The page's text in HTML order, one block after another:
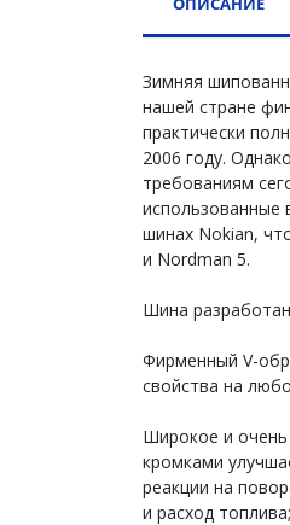
Зимняя
нашей стране
практически
2006 году.
требованиям
использованные
шинах Nokian,
и Nordman 5.
Шина
Фирменный V-
свойства на
Широкое и очень
кромками
реакции на
и расход топлива;